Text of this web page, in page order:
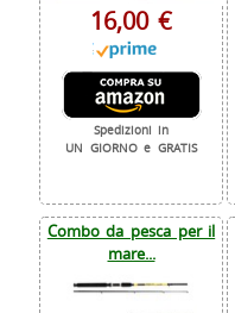
16,00 €
Spedizioni in
UN GIORNO e GRATIS
Combo da pesca per il
mare...